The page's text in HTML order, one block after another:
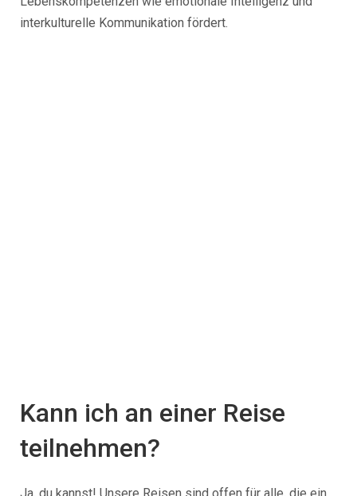
interkulturelle Kommunikation fördert.
Kann ich an einer Reise
teilnehmen?
Ja, du kannst! Unsere Reisen sind offen für alle, die ein